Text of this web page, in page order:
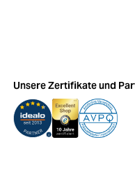
Unsere Zertifikate und